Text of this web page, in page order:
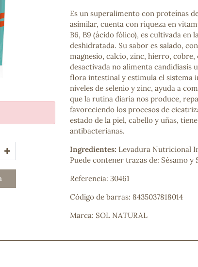
y glucosa
PERSONAL
y aceites corporales
y aromaterapia
Es un superalimento con proteínas
asimilar, cuenta con riqueza en
B6, B9 (ácido fólico), es cultivada en
deshidratada. Su sabor es salado,
magnesio, calcio, zinc, hierro, cobre,
desactivada no alimenta candidiasis
flora intestinal y estimula el sistema
niveles de selenio y zinc, ayuda a
que la rutina diaria nos produce,
favoreciendo los procesos de
estado de la piel, cabello y uñas,
antibacterianas.
Ingredientes: Levadura Nutricional
Puede contener trazas de: Sésamo y
Referencia: 30461
Código de barras: 8435037818014
Marca: SOL NATURAL